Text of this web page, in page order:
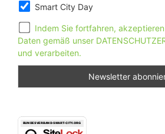
Smart City Day
Indem Sie fortfahren,
Daten gemäß unser
und verarbeiten.